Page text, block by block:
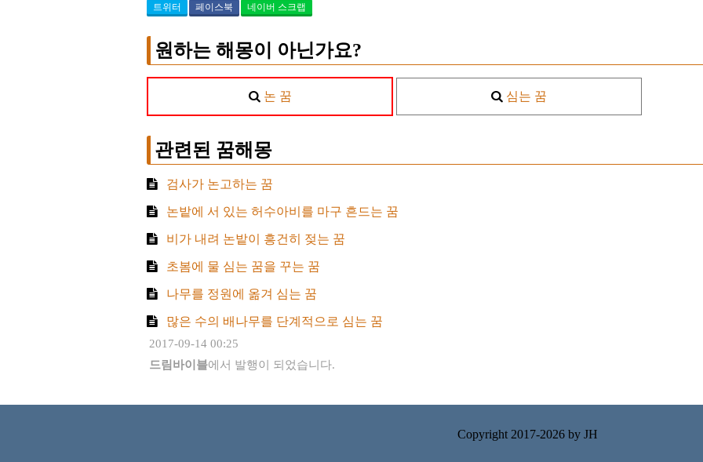
트위터
페이스북 네이버 스크랩
원하는 해몽이 아닌가요?
논 꿈 심는 꿈
관련된 꿈해몽
검사가 논고하는 꿈
논밭에 서 있는 허수아비를 마구 흔드는 꿈
비가 내려 논밭이 흥건히 젖는 꿈
초봄에 물 심는 꿈을 꾸는 꿈
나무를 정원에 옮겨 심는 꿈
많은 수의 배나무를 단계적으로 심는 꿈
2017-09-14 00:25
드림바이블에서 발행이 되었습니다.
Copyright 2017-2026 by JH